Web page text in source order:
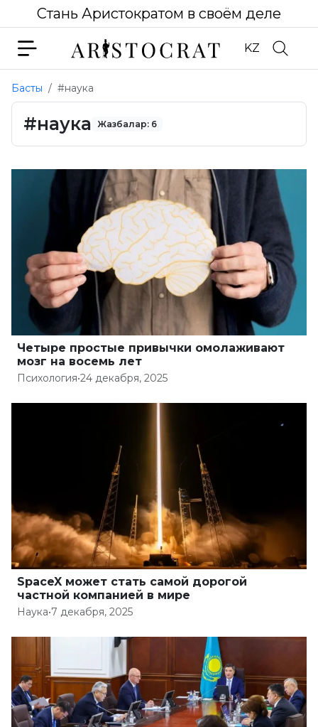
Стань Аристократом в своём деле
KZ
Басты #наука
#наука Жазбалар: 6
Четыре простые привычки омолаживают
мозг на восемь лет
Психология•24 декабря, 2025
SpaceX может стать самой дорогой
частной компанией в мире
Наука•7 декабря, 2025